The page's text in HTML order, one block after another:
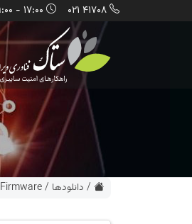
41708 021
/ دانلودها /
Firmware